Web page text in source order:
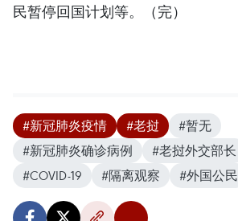
民暂停回国计划等。（完）
#新冠肺炎疫情 #老挝
#暂无
#新冠肺炎确诊病例
#老挝外交部长
#COVID-19
#隔离观察 #外国公民